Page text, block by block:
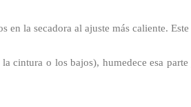
en la secadora al ajuste más caliente.
cintura o los bajos), humedece esa